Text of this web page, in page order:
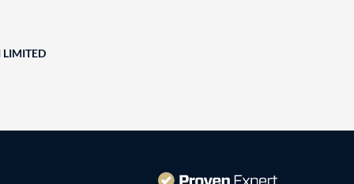
LIMITED